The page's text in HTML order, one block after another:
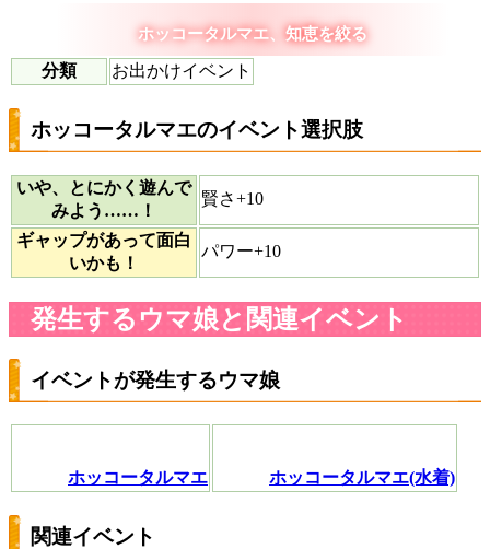
ホッコータルマエ、知恵を絞る
分類 お出かけイベント
ホッコータルマエのイベント選択肢
いや、とにかく遊んで
みよう……！
賢さ+10
ギャップがあって面白
いかも！
パワー+10
発生するウマ娘と関連イベント
イベントが発生するウマ娘
ホッコータルマエ ホッコータルマエ(水着)
関連イベント